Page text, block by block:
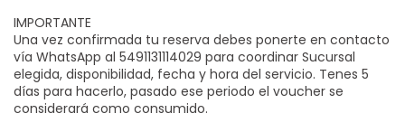
IMPORTANTE
Una vez confirmada tu reserva debes ponerte en contacto
vía WhatsApp al 5491131114029 para coordinar Sucursal
elegida, disponibilidad, fecha y hora del servicio. Tenes 5
días para hacerlo, pasado ese periodo el voucher se
considerará como consumido.